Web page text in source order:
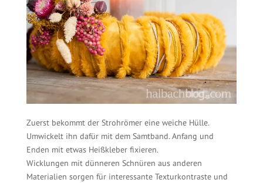
Zuerst bekommt der Strohrömer eine weiche Hülle.
Umwickelt ihn dafür mit dem Samtband. Anfang und
Enden mit etwas Heißkleber fixieren.
Wicklungen mit dünneren Schnüren aus anderen
Materialien sorgen für interessante Texturkontraste und